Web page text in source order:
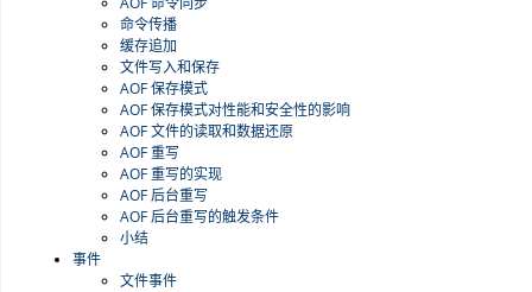
命令传播
缓存追加
文件写入和保存
AOF 保存模式
AOF 保存模式对性能和安全性的影响
AOF 文件的读取和数据还原
AOF 重写
AOF 重写的实现
AOF 后台重写
AOF 后台重写的触发条件
小结
事件
文件事件